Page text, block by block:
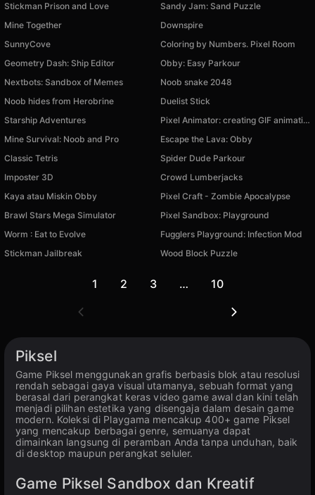
Stickman Prison and Love
Sandy Jam: Sand Puzzle
Mine Together
Downspire
SunnyCove
Coloring by Numbers. Pixel Room
Geometry Dash: Ship Editor
Obby: Easy Parkour
Nextbots: Sandbox of Memes
Noob snake 2048
Noob hides from Herobrine
Duelist Stick
Starship Adventures
Pixel Animator: creating GIF animation
Mine Survival: Noob and Pro
Escape the Lava: Obby
Classic Tetris
Spider Dude Parkour
Imposter 3D
Crowd Lumberjacks
Kaya atau Miskin Obby
Pixel Craft - Zombie Apocalypse
Brawl Stars Mega Simulator
Pixel Sandbox: Playground
Worm : Eat to Evolve
Fugglers Playground: Infection Mod
Stickman Jailbreak
Wood Block Puzzle
1 2 3 … 10
Piksel
Game Piksel menggunakan grafis berbasis blok atau resolusi
rendah sebagai gaya visual utamanya, sebuah format yang
berasal dari perangkat keras video game awal dan kini telah
menjadi pilihan estetika yang disengaja dalam desain game
modern. Koleksi di Playgama mencakup 400+ game Piksel
yang mencakup berbagai genre, semuanya dapat
dimainkan langsung di peramban Anda tanpa unduhan, baik
di desktop maupun perangkat seluler.
Game Piksel Sandbox dan Kreatif